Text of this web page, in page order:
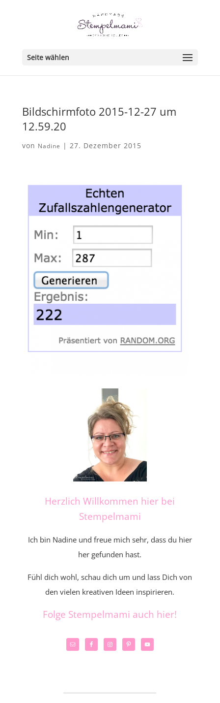
Seite wählen
Bildschirmfoto 2015-12-27 um
12.59.20
von Nadine | 27. Dezember 2015
Herzlich Willkommen hier bei
Stempelmami
Ich bin Nadine und freue mich sehr, dass du hier
her gefunden hast.
Fühl dich wohl, schau dich um und lass Dich von
den vielen kreativen Ideen inspirieren.
Folge Stempelmami auch hier!